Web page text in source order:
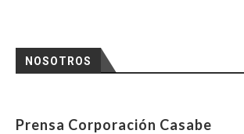
NOSOTROS
Prensa Corporación Casabe